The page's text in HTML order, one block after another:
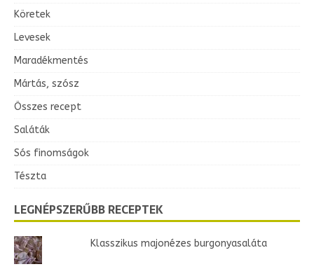
Köretek
Levesek
Maradékmentés
Mártás, szósz
Összes recept
Saláták
Sós finomságok
Tészta
LEGNÉPSZERŰBB RECEPTEK
Klasszikus majonézes burgonyasaláta